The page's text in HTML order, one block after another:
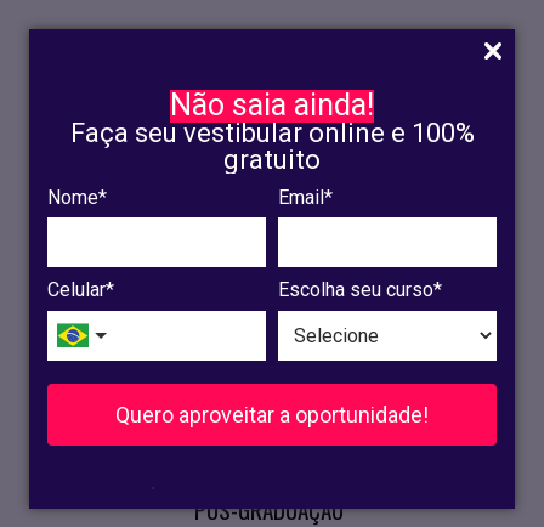
Não saia ainda!
Faça seu vestibular online e 100%
gratuito
Nome* Email*
Celular* Escolha seu curso*
Quero aproveitar a oportunidade!
.
INSCRIÇÃO
OLINDA
RECIFE
VESTIBULAR
CURSOS PRESENCIAIS
PÓS-GRADUAÇÃO